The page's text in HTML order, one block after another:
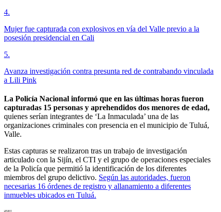
4.
Mujer fue capturada con explosivos en vía del Valle previo a la
posesión presidencial en Cali
5.
Avanza investigación contra presunta red de contrabando vinculada
a Lili Pink
La Policía Nacional informó que en las últimas horas fueron
capturadas 15 personas y aprehendidos dos menores de edad,
quienes serían integrantes de ‘La Inmaculada’ una de las
organizaciones criminales con presencia en el municipio de Tuluá,
Valle.
Estas capturas se realizaron tras un trabajo de investigación
articulado con la Sijín, el CTI y el grupo de operaciones especiales
de la Policía que permitió la identificación de los diferentes
miembros del grupo delictivo. Según las autoridades, fueron
necesarias 16 órdenes de registro y allanamiento a diferentes
inmuebles ubicados en Tuluá.